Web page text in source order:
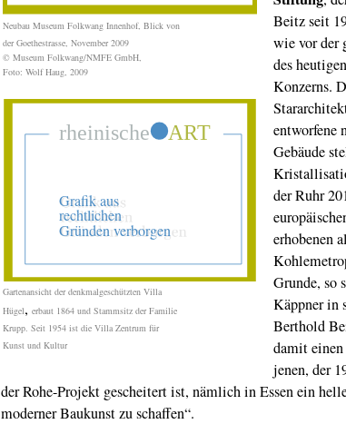
Neubau Museum Folkwang Innenhof, Blick von
der Goethestrasse, November 2009
© Museum Folkwang/NMFE GmbH,
Foto: Wolf Haug, 2009
Gartenansicht der denkmalgeschützten Villa
Hügel, erbaut 1864 und Stammsitz der Familie
Krupp. Seit 1954 ist die Villa Zentrum für
Kunst und Kultur
Beitz seit
wie vor der
des
Konzerns.
entworfene
Gebäude
der Ruhr
erhobenen
Grunde, so
Käppner in
Berthold
damit
jenen, der
der Rohe-Projekt gescheitert ist, nämlich in Essen ein
moderner Baukunst zu schaffen“.